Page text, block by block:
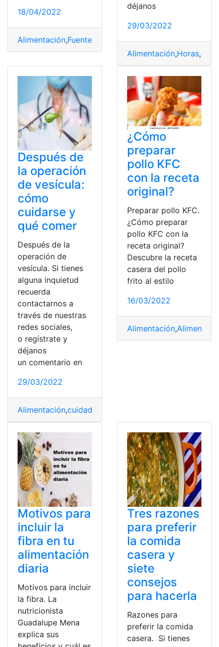
18/04/2022
Alimentación,Fuente función,poder,Redes sociales
déjanos
29/03/2022
Alimentación,Horas,
Después de
la operación
de vesícula:
cómo
cuidarse y
qué comer
Después de la
operación de
vesícula. Si tienes
alguna inquietud
recuerda
contactarnos a
través de nuestras
redes sociales,
o regístrate y
déjanos
un comentario en
29/03/2022
Alimentación,cuidados
¿Cómo
preparar
pollo KFC
con la receta
original?
Preparar pollo KFC.
¿Cómo preparar
pollo KFC con la
receta original?
Descubre la receta
casera del pollo
frito al estilo
16/03/2022
Alimentación,Alimentos
Motivos para
incluir la
fibra en tu
alimentación
diaria
Motivos para incluir
la fibra. La
nutricionista
Guadalupe Mena
explica sus
Tres razones
para preferir
la comida
casera y
siete
consejos
para hacerla
Razones para
preferir la comida
casera. Si tienes